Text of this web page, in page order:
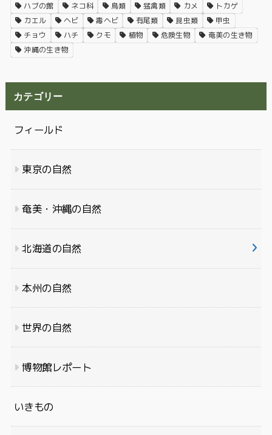
ハブの館
ネコ科 鳥類 猛禽類 カメ
トカゲ
カエル
ヘビ 毒ヘビ 有尾類 昆虫類
甲虫
チョウ
ハチ クモ 植物 危険生物
奄美の生き物
沖縄の生き物
カテゴリー
フィールド
東京の自然
奄美・沖縄の自然
北海道の自然
本州の自然
世界の自然
博物館レポート
いきもの